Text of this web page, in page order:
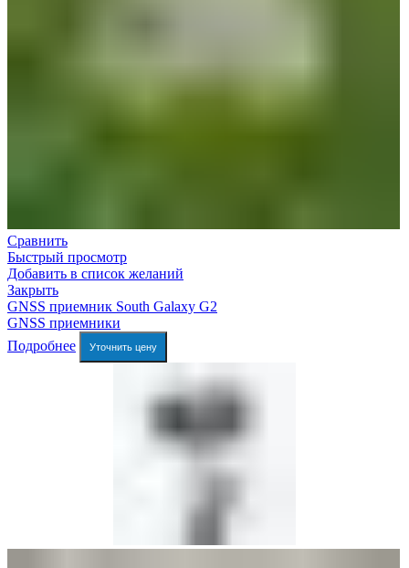
Сравнить
Быстрый просмотр
Добавить в список желаний
Закрыть
GNSS приемник South Galaxy G2
GNSS приемники
Подробнее
Уточнить цену